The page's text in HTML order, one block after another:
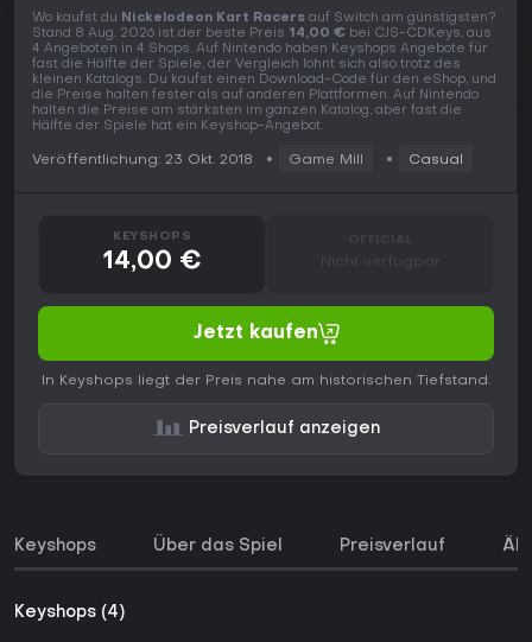
Wo kaufst du Nickelodeon Kart Racers auf Switch am günstigsten?
Stand 8 Aug. 2026 ist der beste Preis 14,00 € bei CJS-CDKeys, aus
4 Angeboten in 4 Shops. Auf Nintendo haben Keyshops Angebote für
fast die Hälfte der Spiele, der Vergleich lohnt sich also trotz des
kleinen Katalogs. Du kaufst einen Download-Code für den eShop, und
die Preise halten fester als auf anderen Plattformen. Auf Nintendo
halten die Preise am stärksten im ganzen Katalog, aber fast die
Hälfte der Spiele hat ein Keyshop-Angebot.
Veröffentlichung: 23 Okt. 2018 Game Mill Casual
KEYSHOPS
14,00 € Nicht verfügbar
Jetzt kaufen
In Keyshops liegt der Preis nahe am historischen Tiefstand.
Preisverlauf anzeigen
Keyshops Über das Spiel Preisverlauf
Keyshops (4)